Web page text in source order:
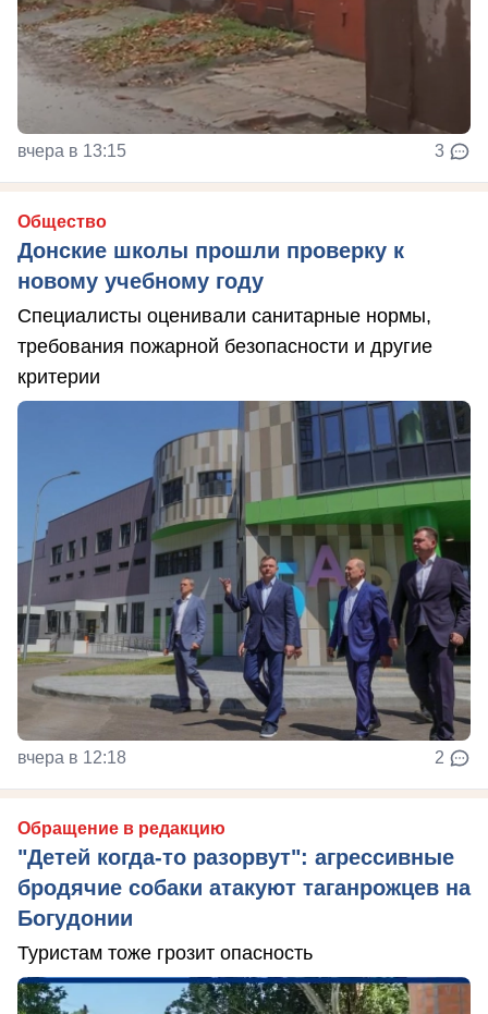
вчера в 13:15 3
Общество
Донские школы прошли проверку к
новому учебному году
Специалисты оценивали санитарные нормы,
требования пожарной безопасности и другие
критерии
вчера в 12:18 2
Обращение в редакцию
"Детей когда-то разорвут": агрессивные
бродячие собаки атакуют таганрожцев на
Богудонии
Туристам тоже грозит опасность